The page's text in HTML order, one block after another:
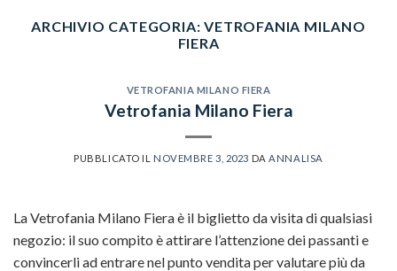
ARCHIVIO CATEGORIA:VETROFANIA MILANO
FIERA
VETROFANIA MILANO FIERA
Vetrofania Milano Fiera
PUBBLICATO IL NOVEMBRE 3, 2023 DA ANNALISA
La Vetrofania Milano Fiera è il biglietto da visita di qualsiasi
negozio: il suo compito è attirare l’attenzione dei passanti e
convincerli ad entrare nel punto vendita per valutare più da